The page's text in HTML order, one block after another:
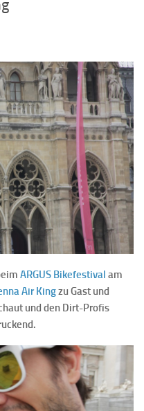
ARGUS Bikefestival am
Air Kingzu Gast und
und den Dirt-Profis